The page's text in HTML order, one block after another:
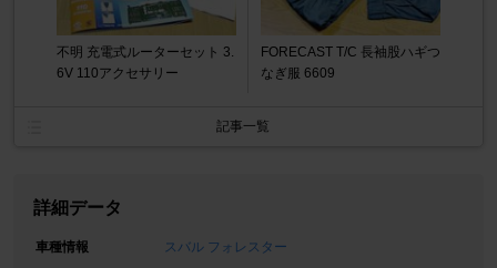
不明 充電式ルーターセット 3.
6V 110アクセサリー
FORECAST T/C 長袖股ハギつ
なぎ服 6609
記事一覧
詳細データ
車種情報
スバル フォレスター